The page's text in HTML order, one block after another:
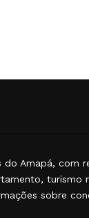
Amapá, com
turismo
sobre